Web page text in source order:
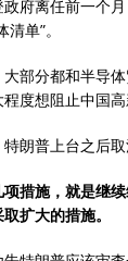
府离任前一个
单”。
部分都和半导
度想阻止中国高
朗普上台之后取
措施，就是继
扩大的措施。